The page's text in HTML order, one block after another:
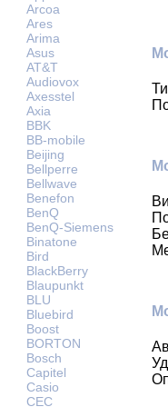
Arcoa
Ares
Arima
Asus
AT&T
Audiovox
Axesstel
Axia
BBK
BB-mobile
Beijing
Bellperre
Bellwave
Benefon
BenQ
BenQ-Siemens
Binatone
Bird
BlackBerry
Blaupunkt
BLU
Bluebird
Boost
BORTON
Bosch
Capitel
Casio
CEC